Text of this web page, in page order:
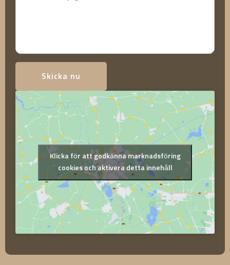
Klicka för att godkänna marknadsföring
cookies och aktivera detta innehåll
Skicka nu